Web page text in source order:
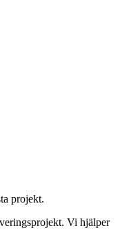
projekt.
Vi hjälper